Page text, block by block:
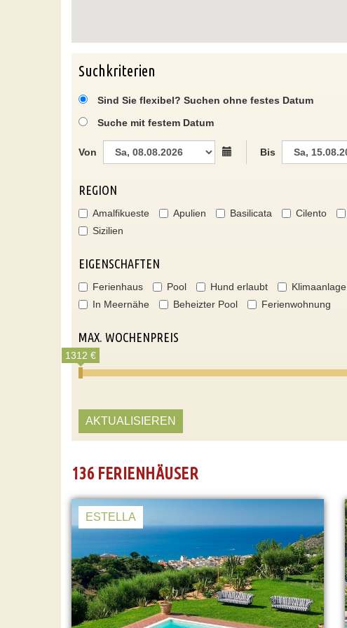
Suchkriterien
Sind Sie flexibel? Suchen ohne festes Datum
Suche mit festem Datum
Von Bis
REGION
Amalfikueste Apulien Basilicata Cilento
Sizilien
EIGENSCHAFTEN
Ferienhaus Pool Hund erlaubt Klimaanlage
In Meernähe
Beheizter Pool Ferienwohnung
MAX. WOCHENPREIS
1312 €
AKTUALISIEREN
136 FERIENHÄUSER
ESTELLA